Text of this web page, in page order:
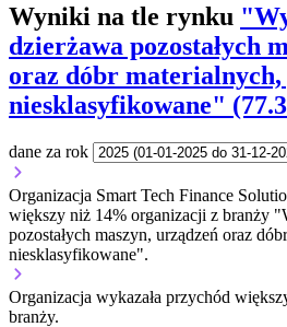
Wyniki na tle rynku
dzierżawa pozostałych
oraz dóbr
niesklasyfikowane"
dane za rok
Organizacja Smart Tech Finance
większy niż 14% organizacji z branży
pozostałych maszyn, urządzeń oraz
niesklasyfikowane".
Organizacja wykazała przychód
branży.